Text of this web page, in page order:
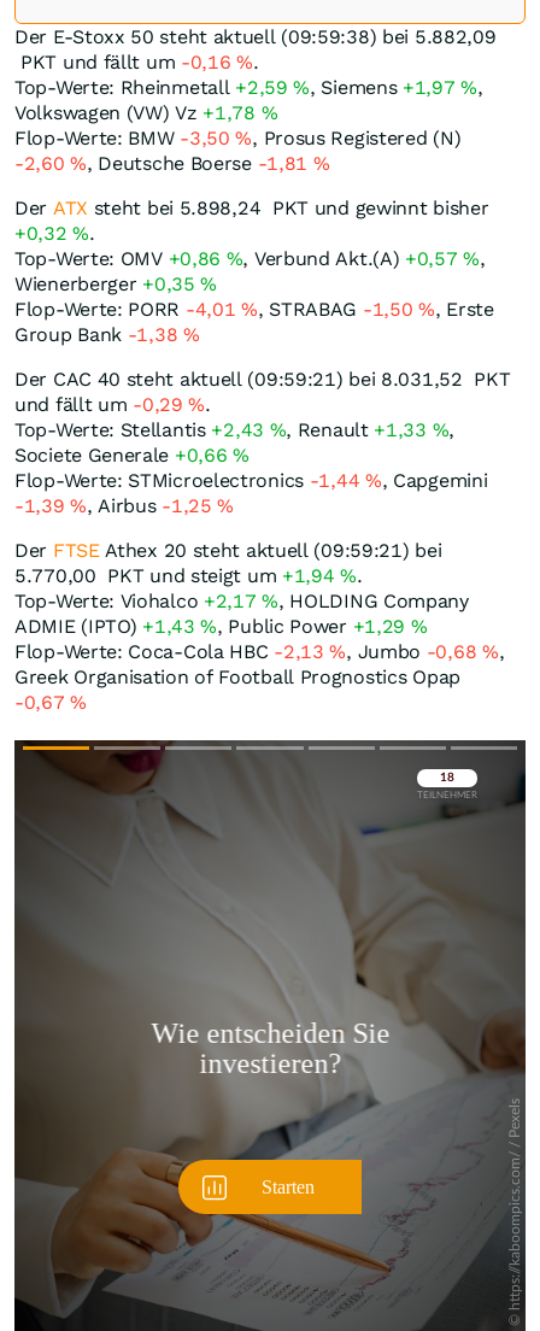
Der E-Stoxx 50 steht aktuell (09:59:38) bei 5.882,09
PKT und fällt um -0,16%.
Top-Werte: Rheinmetall +2,59%, Siemens +1,97%,
Volkswagen (VW) Vz +1,78 %
Flop-Werte: BMW -3,50%, Prosus Registered (N)
-2,60%, Deutsche Boerse -1,81 %
Der ATX steht bei 5.898,24 PKT und gewinnt bisher
+0,32%.
Top-Werte: OMV +0,86 %, Verbund Akt.(A) +0,57%,
Wienerberger +0,35%
Flop-Werte: PORR -4,01%, STRABAG -1,50%, Erste
Group Bank -1,38 %
Der CAC 40 steht aktuell (09:59:21) bei 8.031,52 PKT
und fällt um -0,29%.
Top-Werte: Stellantis +2,43 %, Renault +1,33 %,
Societe Generale +0,66%
Flop-Werte: STMicroelectronics -1,44 %, Capgemini
-1,39%, Airbus -1,25%
Der FTSEAthex 20 steht aktuell (09:59:21) bei
5.770,00 PKTund steigt um +1,94%.
Top-Werte: Viohalco +2,17%, HOLDING Company
ADMIE (IPTO) +1,43%, Public Power +1,29 %
Flop-Werte: Coca-Cola HBC -2,13%, Jumbo -0,68 %,
Greek Organisation of Football Prognostics Opap
-0,67%
Überspringen
Überspringen